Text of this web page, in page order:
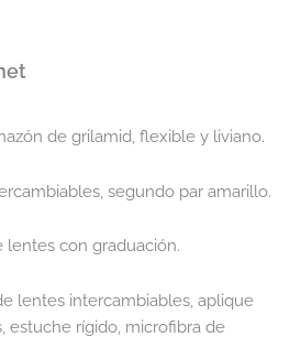
de grilamid, flexible y liviano.
segundo par amarillo.
lentes con graduación.
lentes intercambiables, aplique
estuche rígido, microfibra de